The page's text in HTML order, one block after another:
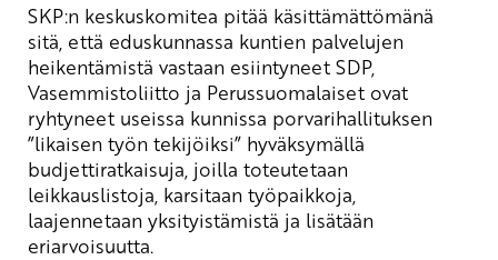
SKP:n keskuskomitea pitää käsittämättömänä
sitä, että eduskunnassa kuntien palvelujen
heikentämistä vastaan esiintyneet SDP,
Vasemmistoliitto ja Perussuomalaiset ovat
ryhtyneet useissa kunnissa porvarihallituksen
”likaisen työn tekijöiksi” hyväksymällä
budjettiratkaisuja, joilla toteutetaan
leikkauslistoja, karsitaan työpaikkoja,
laajennetaan yksityistämistä ja lisätään
eriarvoisuutta.